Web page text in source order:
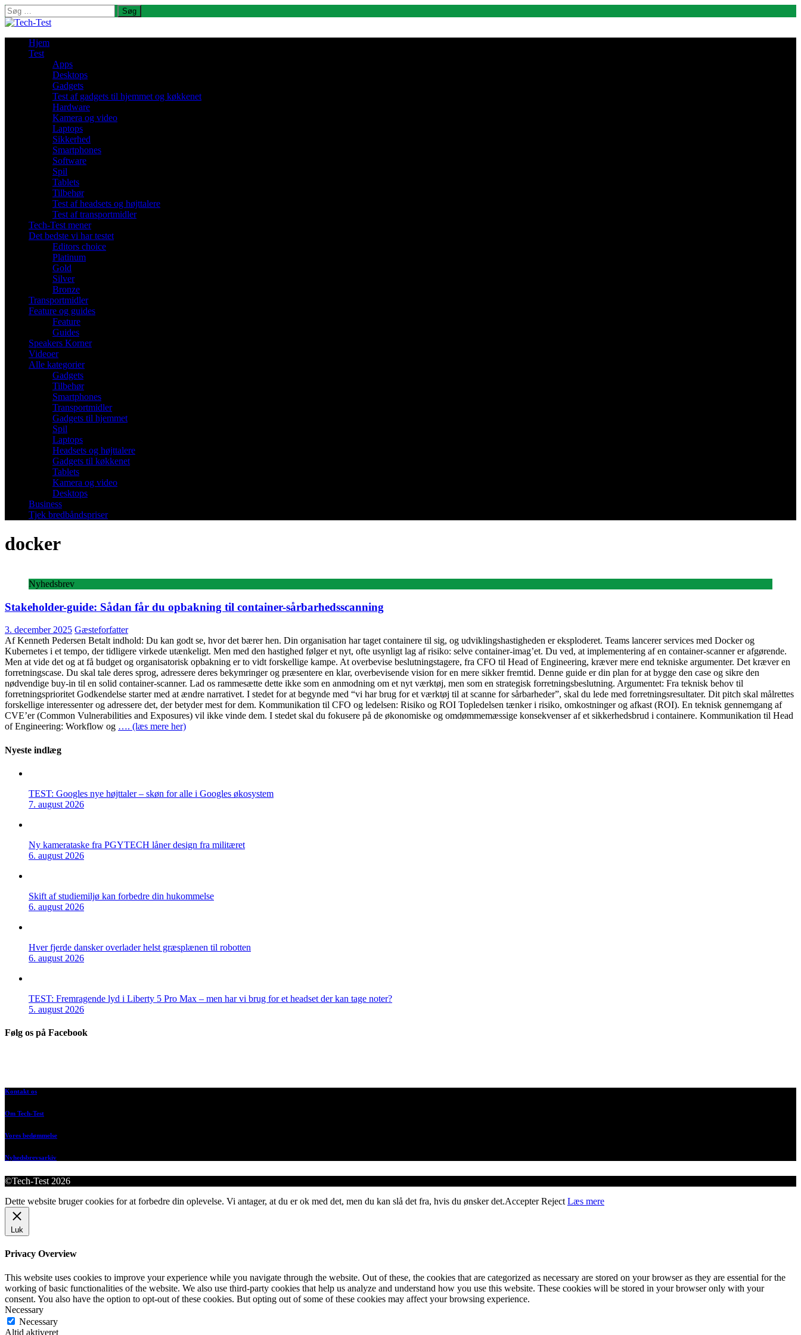
Søg
efter:
Hjem
Test
Apps
Desktops
Gadgets
Test af gadgets til hjemmet og køkkenet
Hardware
Kamera og video
Laptops
Sikkerhed
Smartphones
Software
Spil
Tablets
Tilbehør
Test af headsets og højttalere
Test af transportmidler
Tech-Test mener
Det bedste vi har testet
Editors choice
Platinum
Gold
Silver
Bronze
Transportmidler
Feature og guides
Feature
Guides
Speakers Korner
Videoer
Alle kategorier
Gadgets
Tilbehør
Smartphones
Transportmidler
Gadgets til hjemmet
Spil
Laptops
Headsets og højttalere
Gadgets til køkkenet
Tablets
Kamera og video
Desktops
Business
Tjek bredbåndspriser
docker
Nyhedsbrev
Stakeholder-guide: Sådan får du opbakning til container-sårbarhedsscanning
3. december 2025 Gæsteforfatter
Af Kenneth Pedersen Betalt indhold: Du kan godt se, hvor det bærer hen. Din organisation har taget containere til sig, og udviklingshastigheden er eksploderet. Teams lancerer services med Docker og
Kubernetes i et tempo, der tidligere virkede utænkeligt. Men med den hastighed følger et nyt, ofte usynligt lag af risiko: selve container-imag’et. Du ved, at implementering af en container-scanner er afgørende.
Men at vide det og at få budget og organisatorisk opbakning er to vidt forskellige kampe. At overbevise beslutningstagere, fra CFO til Head of Engineering, kræver mere end tekniske argumenter. Det kræver en
forretningscase. Du skal tale deres sprog, adressere deres bekymringer og præsentere en klar, overbevisende vision for en mere sikker fremtid. Denne guide er din plan for at bygge den case og sikre den
nødvendige buy-in til en solid container-scanner. Lad os rammesætte dette ikke som en anmodning om et nyt værktøj, men som en strategisk forretningsbeslutning. Argumentet: Fra teknisk behov til
forretningsprioritet Godkendelse starter med at ændre narrativet. I stedet for at begynde med “vi har brug for et værktøj til at scanne for sårbarheder”, skal du lede med forretningsresultater. Dit pitch skal målrettes
forskellige interessenter og adressere det, der betyder mest for dem. Kommunikation til CFO og ledelsen: Risiko og ROI Topledelsen tænker i risiko, omkostninger og afkast (ROI). En teknisk gennemgang af
CVE’er (Common Vulnerabilities and Exposures) vil ikke vinde dem. I stedet skal du fokusere på de økonomiske og omdømmemæssige konsekvenser af et sikkerhedsbrud i containere. Kommunikation til Head
of Engineering: Workflow og …. (læs mere her)
Nyeste indlæg
TEST: Googles nye højttaler – skøn for alle i Googles økosystem
7. august 2026
Ny kamerataske fra PGYTECH låner design fra militæret
6. august 2026
Skift af studiemiljø kan forbedre din hukommelse
6. august 2026
Hver fjerde dansker overlader helst græsplænen til robotten
6. august 2026
TEST: Fremragende lyd i Liberty 5 Pro Max – men har vi brug for et headset der kan tage noter?
5. august 2026
Følg os på Facebook
Kontakt os
Om Tech-Test
Vores bedømmelse
Nyhedsbrevsarkiv
©Tech-Test 2026
Dette website bruger cookies for at forbedre din oplevelse. Vi antager, at du er ok med det, men du kan slå det fra, hvis du ønsker det.Accepter Reject Læs mere
Luk
Privacy Overview
This website uses cookies to improve your experience while you navigate through the website. Out of these, the cookies that are categorized as necessary are stored on your browser as they are essential for the
working of basic functionalities of the website. We also use third-party cookies that help us analyze and understand how you use this website. These cookies will be stored in your browser only with your
consent. You also have the option to opt-out of these cookies. But opting out of some of these cookies may affect your browsing experience.
Necessary
Necessary
Altid aktiveret